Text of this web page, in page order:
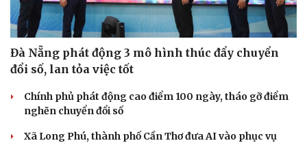
Đà Nẵng phát động 3 mô hình thúc đẩy chuyển
đổi số, lan tỏa việc tốt
Chính phủ phát động cao điểm 100 ngày, tháo gỡ điểm
nghẽn chuyển đổi số
Xã Long Phú, thành phố Cần Thơ đưa AI vào phục vụ